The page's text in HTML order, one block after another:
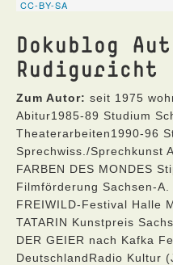
Dokublog
Rudiguricht
Zum Autor: seit 1975
Abitur1985-89 Studium
Theaterarbeiten1990-96
Sprechwiss./Sprechkunst
FARBEN DES MONDES
Filmförderung Sachsen-
FREIWILD-Festival Halle
TATARIN Kunstpreis
DER GEIER nach Kafka
DeutschlandRadio Kultur